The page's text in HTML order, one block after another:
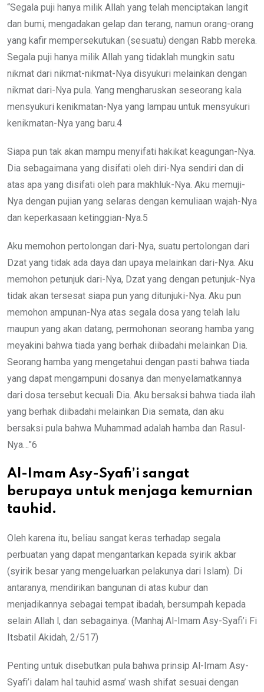
“Segala puji hanya milik Allah yang telah menciptakan langit
dan bumi, mengadakan gelap dan terang, namun orang-orang
yang kafir mempersekutukan (sesuatu) dengan Rabb mereka.
Segala puji hanya milik Allah yang tidaklah mungkin satu
nikmat dari nikmat-nikmat-Nya disyukuri melainkan dengan
nikmat dari-Nya pula. Yang mengharuskan seseorang kala
mensyukuri kenikmatan-Nya yang lampau untuk mensyukuri
kenikmatan-Nya yang baru.4
Siapa pun tak akan mampu menyifati hakikat keagungan-Nya.
Dia sebagaimana yang disifati oleh diri-Nya sendiri dan di
atas apa yang disifati oleh para makhluk-Nya. Aku memuji-
Nya dengan pujian yang selaras dengan kemuliaan wajah-Nya
dan keperkasaan ketinggian-Nya.5
Aku memohon pertolongan dari-Nya, suatu pertolongan dari
Dzat yang tidak ada daya dan upaya melainkan dari-Nya. Aku
memohon petunjuk dari-Nya, Dzat yang dengan petunjuk-Nya
tidak akan tersesat siapa pun yang ditunjuki-Nya. Aku pun
memohon ampunan-Nya atas segala dosa yang telah lalu
maupun yang akan datang, permohonan seorang hamba yang
meyakini bahwa tiada yang berhak diibadahi melainkan Dia.
Seorang hamba yang mengetahui dengan pasti bahwa tiada
yang dapat mengampuni dosanya dan menyelamatkannya
dari dosa tersebut kecuali Dia. Aku bersaksi bahwa tiada ilah
yang berhak diibadahi melainkan Dia semata, dan aku
bersaksi pula bahwa Muhammad adalah hamba dan Rasul-
Nya…”6
Al-Imam Asy-Syafi’i sangat
berupaya untuk menjaga kemurnian
tauhid.
Oleh karena itu, beliau sangat keras terhadap segala
perbuatan yang dapat mengantarkan kepada syirik akbar
(syirik besar yang mengeluarkan pelakunya dari Islam). Di
antaranya, mendirikan bangunan di atas kubur dan
menjadikannya sebagai tempat ibadah, bersumpah kepada
selain Allah l, dan sebagainya. (Manhaj Al-Imam Asy-Syafi’i Fi
Itsbatil Akidah, 2/517)
Penting untuk disebutkan pula bahwa prinsip Al-Imam Asy-
Syafi’i dalam hal tauhid asma’ wash shifat sesuai dengan